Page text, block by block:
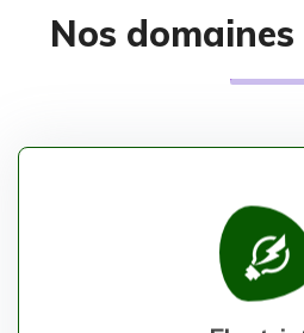
Nos
Etude et exécution